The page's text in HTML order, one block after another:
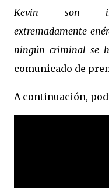
Kevin son
extremadamente
ningún criminal se
comunicado de
A continuación,